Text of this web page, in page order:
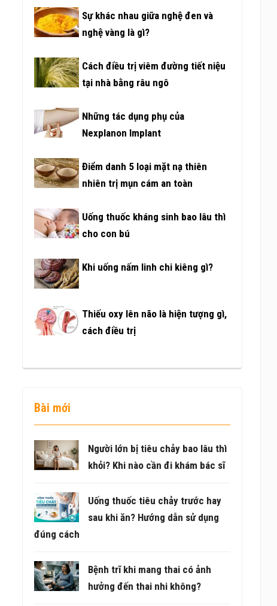
Sự khác nhau giữa nghệ đen và
nghệ vàng là gì?
Cách điều trị viêm đường tiết niệu
tại nhà bằng râu ngô
Những tác dụng phụ của
Nexplanon Implant
Điểm danh 5 loại mặt nạ thiên
nhiên trị mụn cám an toàn
Uống thuốc kháng sinh bao lâu thì
cho con bú
Khi uống nấm linh chi kiêng gì?
Thiếu oxy lên não là hiện tượng gì,
cách điều trị
Bài mới
Người lớn bị tiêu chảy bao lâu thì
khỏi? Khi nào cần đi khám bác sĩ
Uống thuốc tiêu chảy trước hay
sau khi ăn? Hướng dẫn sử dụng
đúng cách
Bệnh trĩ khi mang thai có ảnh
hưởng đến thai nhi không?